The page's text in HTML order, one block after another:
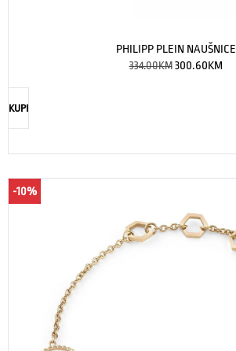
PHILIPP PLEIN NAUŠNICE
334.00KM 300.60KM
KUPI
-10%